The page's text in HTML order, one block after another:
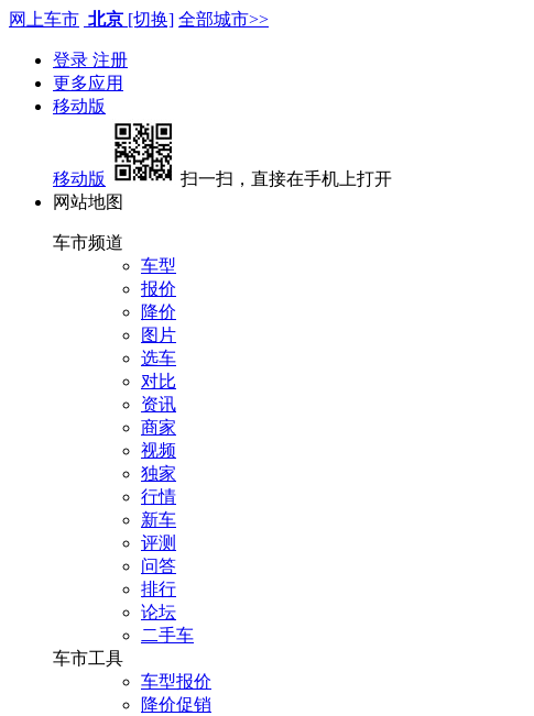
网上车市 北京 [切换] 全部城市>>
登录 注册
更多应用
移动版
移动版
扫一扫，直接在手机上打开
网站地图
车市频道
车型
报价
降价
图片
选车
对比
资讯
商家
视频
独家
行情
新车
评测
问答
排行
论坛
二手车
车市工具
车型报价
降价促销